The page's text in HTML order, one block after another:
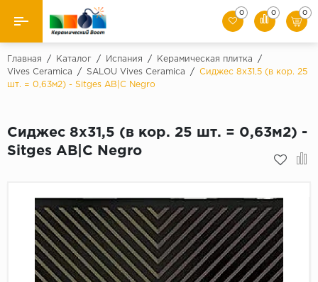
Назад
Производители
Керамогранит
Искусственный камень
Клинкер
0 0 0
Главная / Каталог / Испания / Керамическая плитка
/
Vives Ceramica
/ SALOU Vives Ceramica /
Сиджес 8x31,5 (в кор. 25
шт. = 0,63м2) - Sitges AB|C Negro
Сиджес 8x31,5 (в кор. 25 шт. = 0,63м2) -
Sitges AB|C Negro